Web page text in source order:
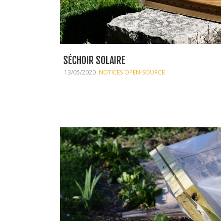
SÉCHOIR SOLAIRE
13/05/2020 NOTICES OPEN-SOURCE